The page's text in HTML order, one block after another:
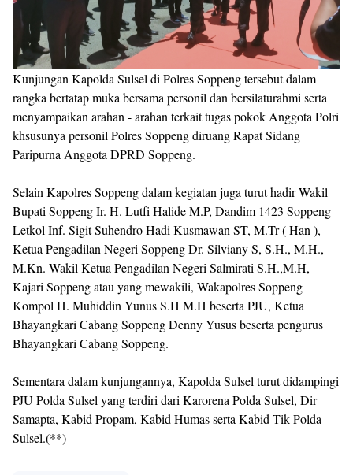
Kunjungan Kapolda Sulsel di Polres Soppeng tersebut dalam
rangka bertatap muka bersama personil dan bersilaturahmi serta
menyampaikan arahan - arahan terkait tugas pokok Anggota Polri
khsusunya personil Polres Soppeng diruang Rapat Sidang
Paripurna Anggota DPRD Soppeng.
Selain Kapolres Soppeng dalam kegiatan juga turut hadir Wakil
Bupati Soppeng Ir. H. Lutfi Halide M.P, Dandim 1423 Soppeng
Letkol Inf. Sigit Suhendro Hadi Kusmawan ST, M.Tr ( Han ),
Ketua Pengadilan Negeri Soppeng Dr. Silviany S, S.H., M.H.,
M.Kn. Wakil Ketua Pengadilan Negeri Salmirati S.H.,M.H,
Kajari Soppeng atau yang mewakili, Wakapolres Soppeng
Kompol H. Muhiddin Yunus S.H M.H beserta PJU, Ketua
Bhayangkari Cabang Soppeng Denny Yusus beserta pengurus
Bhayangkari Cabang Soppeng.
Sementara dalam kunjungannya, Kapolda Sulsel turut didampingi
PJU Polda Sulsel yang terdiri dari Karorena Polda Sulsel, Dir
Samapta, Kabid Propam, Kabid Humas serta Kabid Tik Polda
Sulsel.(**)